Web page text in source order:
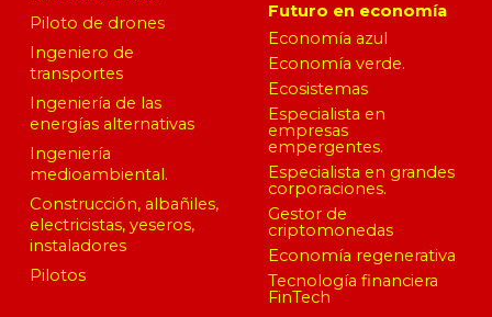
Piloto de drones
Ingeniero de
transportes
Ingeniería de las
energías alternativas
Ingeniería
medioambiental.
Construcción, albañiles,
electricistas, yeseros,
instaladores
Pilotos
Futuro en economía
Economía azul
Economía verde.
Ecosistemas
Especialista en
empresas
empergentes.
Especialista en grandes
corporaciones.
Gestor de
criptomonedas
Economía regenerativa
Tecnología financiera
FinTech